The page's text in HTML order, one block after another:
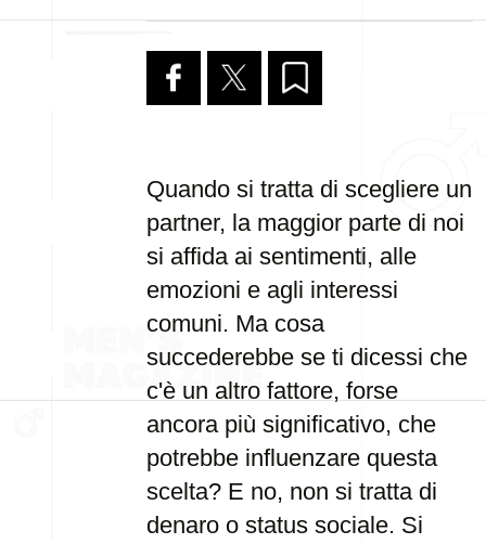
Quando si tratta di scegliere un
partner, la maggior parte di noi
si affida ai sentimenti, alle
emozioni e agli interessi
comuni. Ma cosa
succederebbe se ti dicessi che
c'è un altro fattore, forse
ancora più significativo, che
potrebbe influenzare questa
scelta? E no, non si tratta di
denaro o status sociale. Si